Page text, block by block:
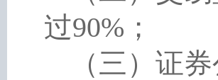
过90%；
（三）证